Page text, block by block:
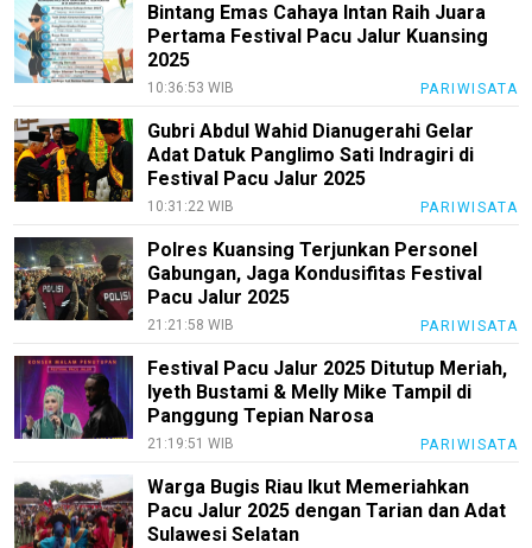
Bintang Emas Cahaya Intan Raih Juara
Pertama Festival Pacu Jalur Kuansing
2025
10:36:53 WIB PARIWISATA
Gubri Abdul Wahid Dianugerahi Gelar
Adat Datuk Panglimo Sati Indragiri di
Festival Pacu Jalur 2025
10:31:22 WIB PARIWISATA
Polres Kuansing Terjunkan Personel
Gabungan, Jaga Kondusifitas Festival
Pacu Jalur 2025
21:21:58 WIB PARIWISATA
Festival Pacu Jalur 2025 Ditutup Meriah,
Iyeth Bustami & Melly Mike Tampil di
Panggung Tepian Narosa
21:19:51 WIB PARIWISATA
Warga Bugis Riau Ikut Memeriahkan
Pacu Jalur 2025 dengan Tarian dan Adat
Sulawesi Selatan
Index
All